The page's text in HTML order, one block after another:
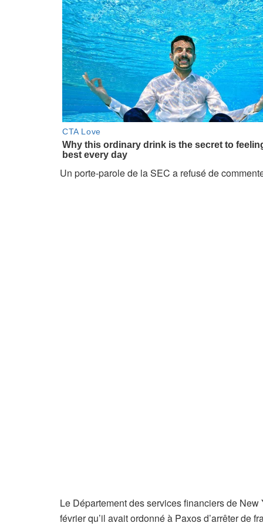
Un porte-parole de la SEC a refusé de
Le Département des services financiers de
février qu’il avait ordonné à Paxos d’arrêter de